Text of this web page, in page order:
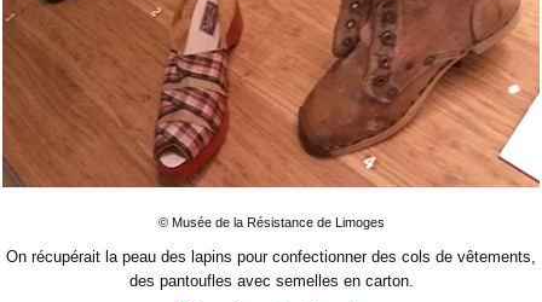
© Musée de la Résistance de Limoges
On récupérait la peau des lapins pour confectionner des cols de vêtements,
des pantoufles avec semelles en carton.